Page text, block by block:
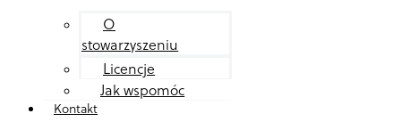
O
stowarzyszeniu
Licencje
Jak wspomóc
Kontakt